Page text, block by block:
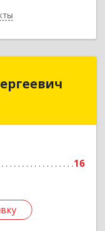
16
г, Ленина